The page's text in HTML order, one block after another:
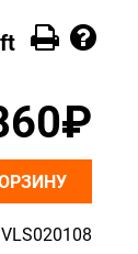
VLS020108